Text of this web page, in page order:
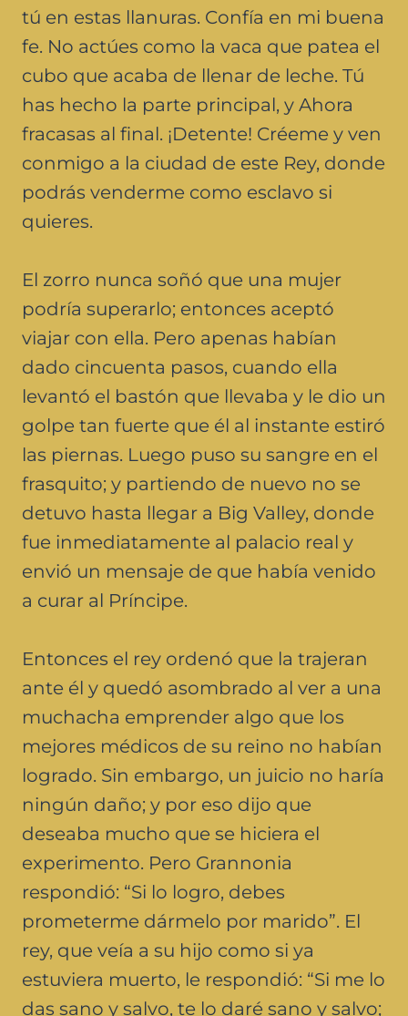
tú en estas llanuras. Confía en mi buena
fe. No actúes como la vaca que patea el
cubo que acaba de llenar de leche. Tú
has hecho la parte principal, y Ahora
fracasas al final. ¡Detente! Créeme y ven
conmigo a la ciudad de este Rey, donde
podrás venderme como esclavo si
quieres.
El zorro nunca soñó que una mujer
podría superarlo; entonces aceptó
viajar con ella. Pero apenas habían
dado cincuenta pasos, cuando ella
levantó el bastón que llevaba y le dio un
golpe tan fuerte que él al instante estiró
las piernas. Luego puso su sangre en el
frasquito; y partiendo de nuevo no se
detuvo hasta llegar a Big Valley, donde
fue inmediatamente al palacio real y
envió un mensaje de que había venido
a curar al Príncipe.
Entonces el rey ordenó que la trajeran
ante él y quedó asombrado al ver a una
muchacha emprender algo que los
mejores médicos de su reino no habían
logrado. Sin embargo, un juicio no haría
ningún daño; y por eso dijo que
deseaba mucho que se hiciera el
experimento. Pero Grannonia
respondió: “Si lo logro, debes
prometerme dármelo por marido”. El
rey, que veía a su hijo como si ya
estuviera muerto, le respondió: “Si me lo
das sano y salvo, te lo daré sano y salvo;